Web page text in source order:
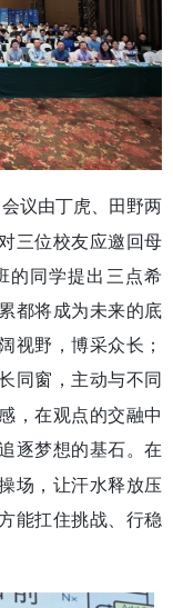
议由丁虎、田野两
三位校友应邀回母
的同学提出三点希
都将成为未来的底
视野，博采众长；
同窗，主动与不同
，在观点的交融中
逐梦想的基石。在
场，让汗水释放压
能扛住挑战、行稳